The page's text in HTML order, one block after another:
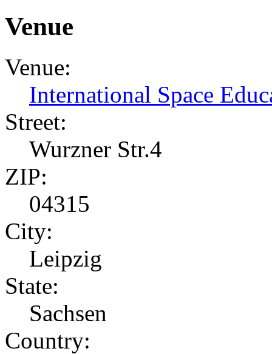
Venue
Venue:
International Space
Street:
Wurzner Str.4
ZIP:
04315
City:
Leipzig
State:
Sachsen
Country: